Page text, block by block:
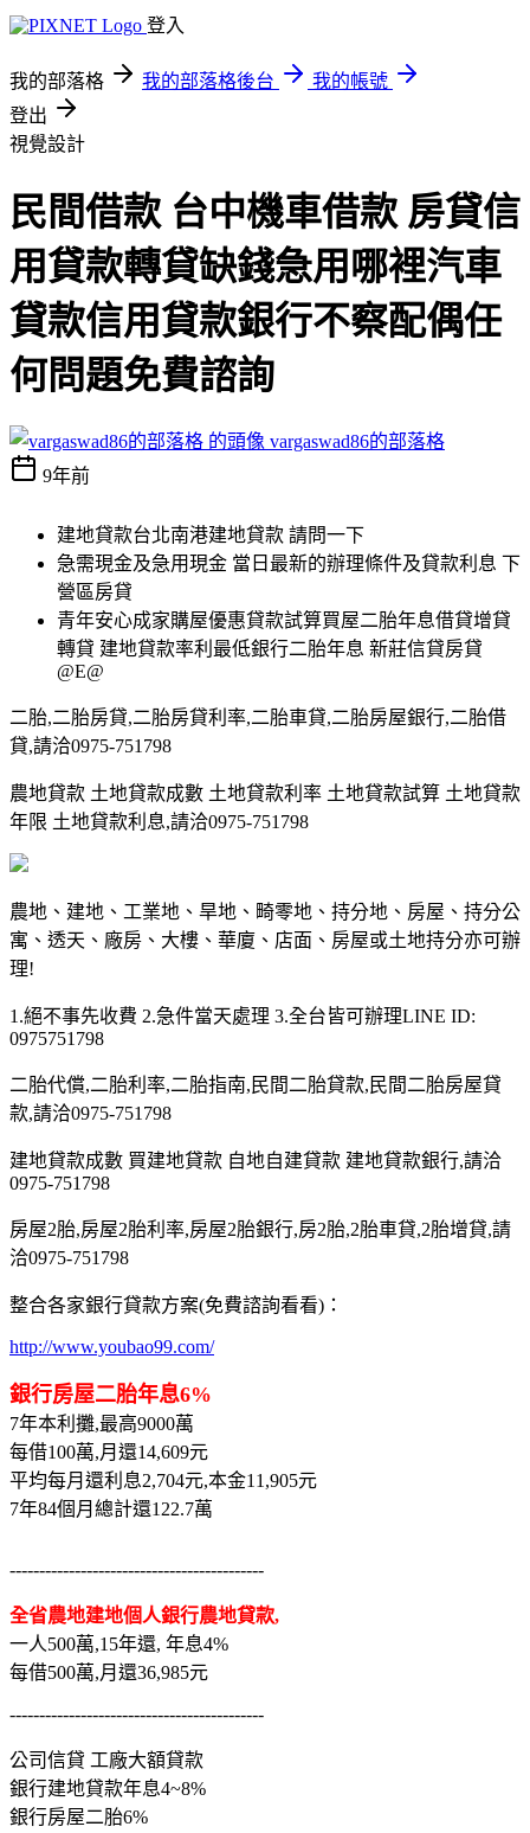
登入
我的部落格 我的部落格後台
我的帳號
登出
視覺設計
民間借款 台中機車借款 房貸信
用貸款轉貸缺錢急用哪裡汽車
貸款信用貸款銀行不察配偶任
何問題免費諮詢
vargaswad86的部落格
9年前
建地貸款台北南港建地貸款 請問一下
急需現金及急用現金 當日最新的辦理條件及貸款利息 下
營區房貸
青年安心成家購屋優惠貸款試算買屋二胎年息借貸增貸
轉貸 建地貸款率利最低銀行二胎年息 新莊信貸房貸
@E@
二胎,二胎房貸,二胎房貸利率,二胎車貸,二胎房屋銀行,二胎借
貸,請洽0975-751798
農地貸款 土地貸款成數 土地貸款利率 土地貸款試算 土地貸款
年限 土地貸款利息,請洽0975-751798
農地、建地、工業地、旱地、畸零地、持分地、房屋、持分公
寓、透天、廠房、大樓、華廈、店面、房屋或土地持分亦可辦
理!
1.絕不事先收費 2.急件當天處理 3.全台皆可辦理LINE ID:
0975751798
二胎代償,二胎利率,二胎指南,民間二胎貸款,民間二胎房屋貸
款,請洽0975-751798
建地貸款成數 買建地貸款 自地自建貸款 建地貸款銀行,請洽
0975-751798
房屋2胎,房屋2胎利率,房屋2胎銀行,房2胎,2胎車貸,2胎增貸,請
洽0975-751798
整合各家銀行貸款方案(免費諮詢看看)：
http://www.youbao99.com/
銀行房屋二胎年息6%
7年本利攤,最高9000萬
每借100萬,月還14,609元
平均每月還利息2,704元,本金11,905元
7年84個月總計還122.7萬
-------------------------------------------
全省農地建地個人銀行農地貸款,
一人500萬,15年還, 年息4%
每借500萬,月還36,985元
-------------------------------------------
公司信貸 工廠大額貸款
銀行建地貸款年息4~8%
銀行房屋二胎6%